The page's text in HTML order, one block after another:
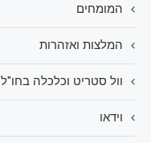
המומחים
המלצות ואזהרות
וול סטריט וכלכלה בחו"ל
וידאו